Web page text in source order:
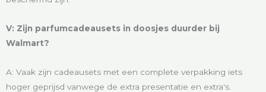
V: Zijn parfumcadeausets in doosjes duurder bij
Walmart?
A: Vaak zijn cadeausets met een complete verpakking iets
hoger geprijsd vanwege de extra presentatie en extra's.